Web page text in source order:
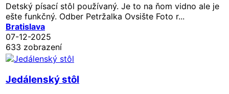
Detský písací stôl používaný. Je to na ňom vidno ale je
ešte funkčný. Odber Petržalka Ovsište Foto r...
Bratislava
07-12-2025
633 zobrazení
Jedálenský stôl